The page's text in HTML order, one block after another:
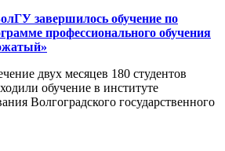
завершилось обучение по
профессионального обучения
двух месяцев 180 студентов
обучение в институте
Волгоградского государственного